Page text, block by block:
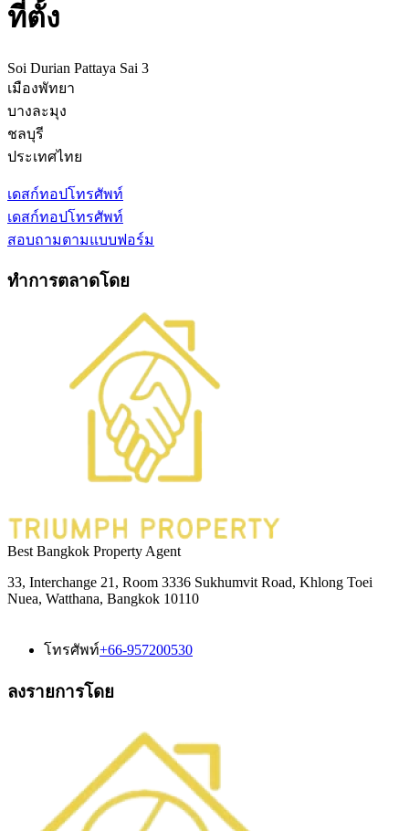
ที่ตั้ง
Soi Durian Pattaya Sai 3
เมืองพัทยา
บางละมุง
ชลบุรี
ประเทศไทย
เดสก์ทอปโทรศัพท์
เดสก์ทอปโทรศัพท์
สอบถามตามแบบฟอร์ม
ทำการตลาดโดย
Best Bangkok Property Agent
33, Interchange 21, Room 3336 Sukhumvit Road, Khlong Toei
Nuea, Watthana, Bangkok 10110
โทรศัพท์+66-957200530
ลงรายการโดย